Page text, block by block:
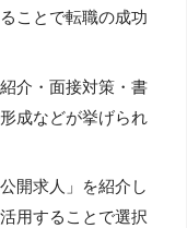
ことで転職の成功
介・面接対策・書
成などが挙げられ
開求人」を紹介し
用することで選択